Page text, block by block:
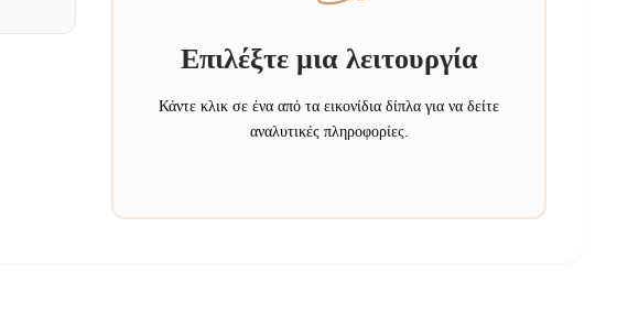
Επιλέξτε μια λειτουργία
Κάντε κλικ σε ένα από τα εικονίδια δίπλα για να δείτε
αναλυτικές πληροφορίες.